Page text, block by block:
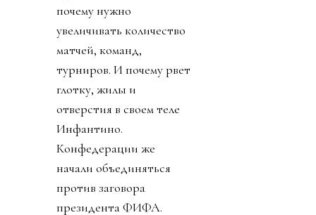
почему нужно
увеличивать количество
матчей, команд,
турниров. И почему рвет
глотку, жилы и
отверстия в своем теле
Инфантино.
Конфедерации же
начали объединяться
против заговора
президента ФИФА.